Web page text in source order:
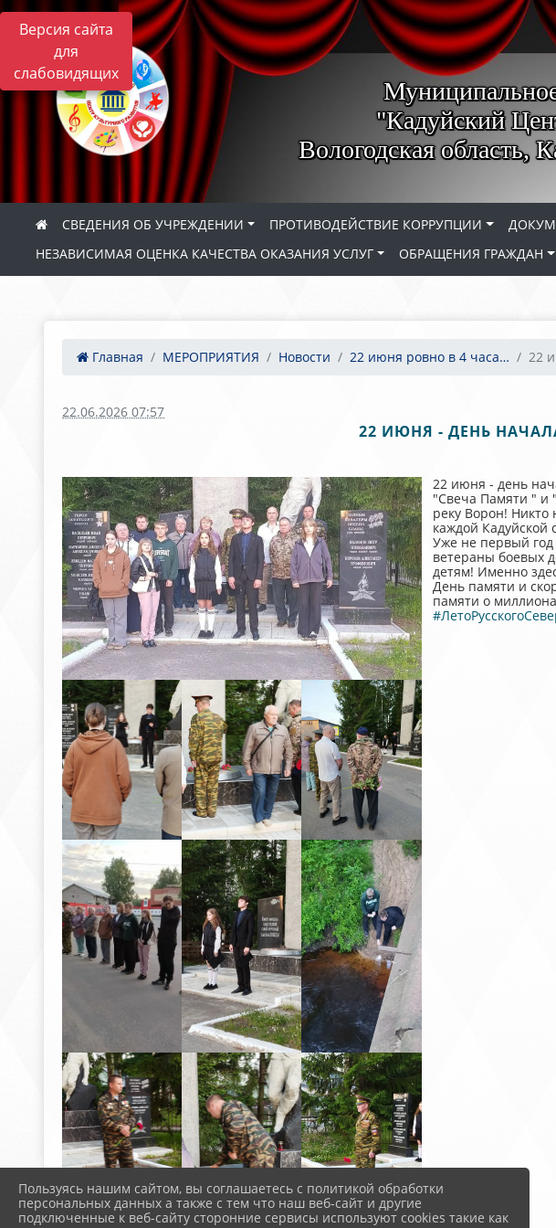
Версия сайта
для
слабовидящих
"Кадуйский
Вологодская область,
СВЕДЕНИЯ ОБ УЧРЕЖДЕНИИ ПРОТИВОДЕЙСТВИЕ КОРРУПЦИИ
НЕЗАВИСИМАЯ ОЦЕНКА КАЧЕСТВА ОКАЗАНИЯ УСЛУГ
ОБРАЩЕНИЯ ГРАЖДАН
Главная МЕРОПРИЯТИЯ Новости 22 июня ровно в 4 часа… 22
22.06.2026 07:57
22 ИЮНЯ - ДЕНЬ
22 июня - день
"Свеча Памяти " и
реку Ворон!
каждой Кадуйской
Уже не первый год
ветераны боевых
детям! Именно
День памяти и
памяти о
Пользуясь нашим сайтом, вы соглашаетесь с политикой обработки
персональных данных а также с тем что наш веб-сайт и другие
подключенные к веб-сайту сторонние сервисы используют cookies такие как